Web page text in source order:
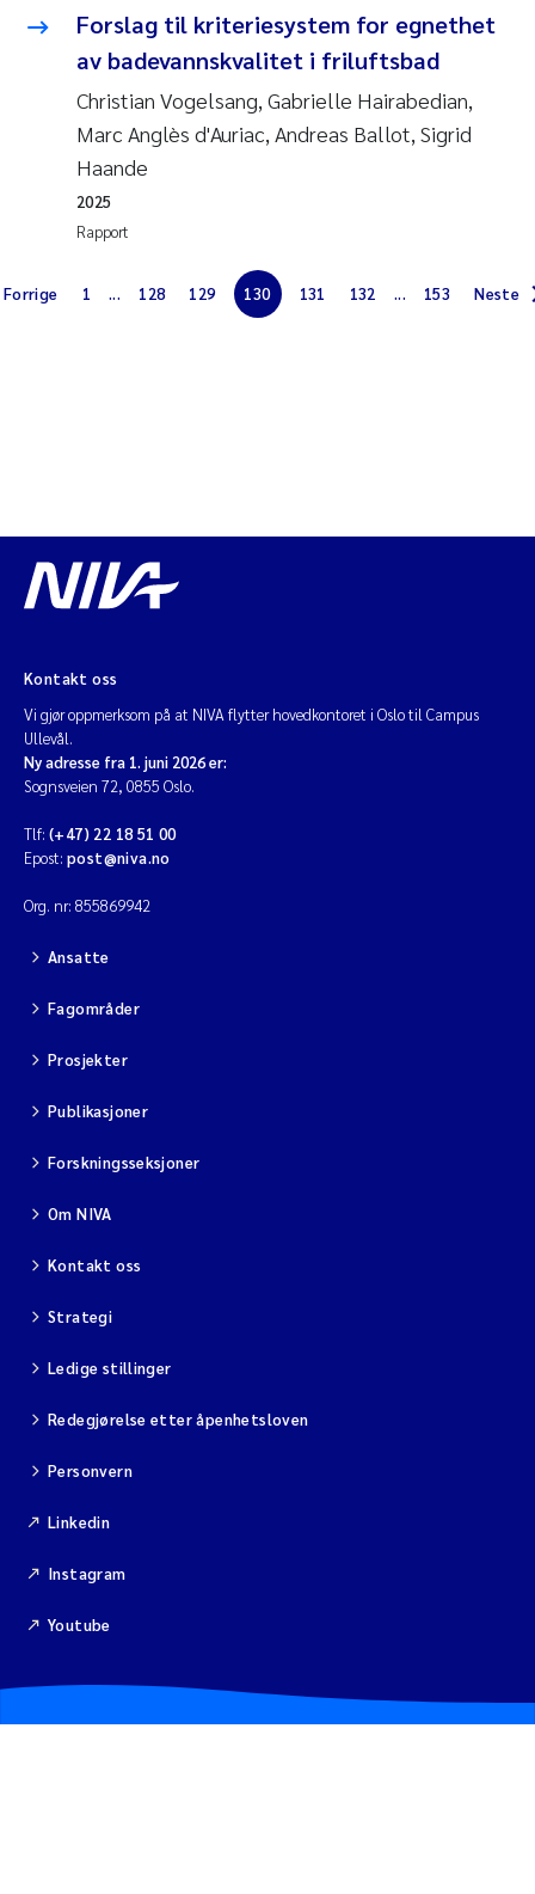
Jannicke Moe
Ana Catarina Almeida
Adam David Lillicrap
Erik Höglund
Inga Fløisand
Marijana Stenrud Brkljacic
Diya Chakravorty
Marc Anglès d'Auriac
Anders Gjørwad Hagen
Saskia Trubbach
Camilla H C Hagman
Viviane Girardin
Malcolm Reid
Sondre Meland
Forslag til kriteriesystem for egnethet
av badevannskvalitet i friluftsbad
Christian Vogelsang, Gabrielle Hairabedian,
Marc Anglès d'Auriac, Andreas Ballot, Sigrid
Haande
Rapport
2025
Forrige 1 ... 128 129 130 131 132 ... 153 Neste
Kontakt oss
Vi gjør oppmerksom på at NIVA flytter hovedkontoret i Oslo til Campus
Ullevål.
Ny adresse fra 1. juni 2026 er:
Sognsveien 72, 0855 Oslo.
Tlf: (+47) 22 18 51 00
Epost: post@niva.no
Org. nr: 855869942
Ansatte
Fagområder
Prosjekter
Publikasjoner
Forskningsseksjoner
Om NIVA
Kontakt oss
Strategi
Ledige stillinger
Redegjørelse etter åpenhetsloven
Personvern
Linkedin
Instagram
Youtube